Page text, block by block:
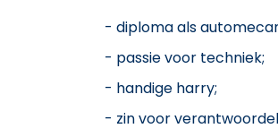
- diploma als
- passie voor techniek;
- handige harry;
- zin voor